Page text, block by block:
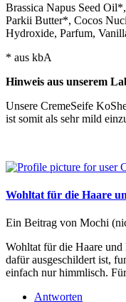
Brassica Napus Seed
Parkii Butter*, Cocos
Hydroxide, Parfum,
* aus kbA
Hinweis aus unserem
Unsere CremeSeife
ist somit als sehr mild
Wohltat für die Haare
Ein Beitrag von Mochi
Wohltat für die Haare
dafür ausgeschildert ist,
einfach nur himmlisch.
Antworten